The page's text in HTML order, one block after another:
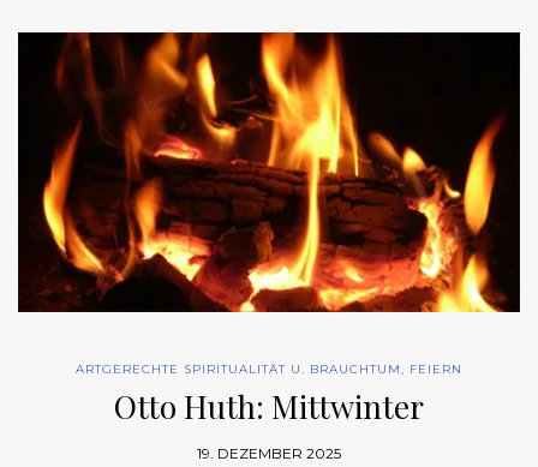
ARTGERECHTE SPIRITUALITÄT U. BRAUCHTUM, FEIERN
Otto Huth: Mittwinter
19. DEZEMBER 2025